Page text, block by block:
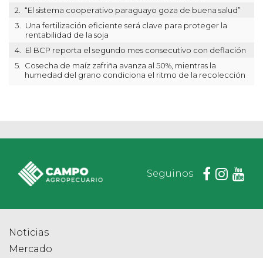
2.
“El sistema cooperativo paraguayo goza de buena salud”
3.
Una fertilización eficiente será clave para proteger la
rentabilidad de la soja
4.
El BCP reporta el segundo mes consecutivo con deflación
5.
Cosecha de maíz zafriña avanza al 50%, mientras la
humedad del grano condiciona el ritmo de la recolección
Seguinos
Noticias
Mercado